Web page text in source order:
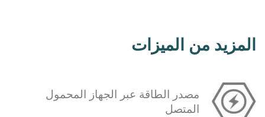
المزيد من الميزات
مصدر الطاقة عبر الجهاز المحمول
المتصل